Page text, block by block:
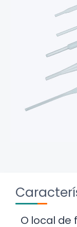
O local de